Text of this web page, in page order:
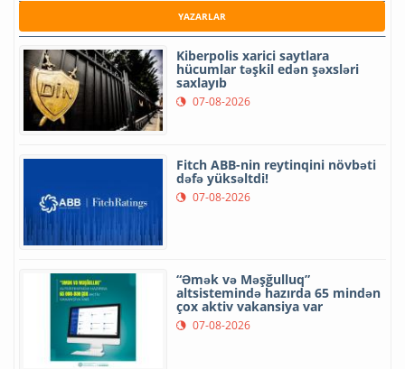
YAZARLAR
Kiberpolis xarici saytlara
hücumlar təşkil edən şəxsləri
saxlayıb
07-08-2026
Fitch ABB-nin reytinqini növbəti
dəfə yüksəltdi!
07-08-2026
“Əmək və Məşğulluq”
altsistemində hazırda 65 mindən
çox aktiv vakansiya var
07-08-2026